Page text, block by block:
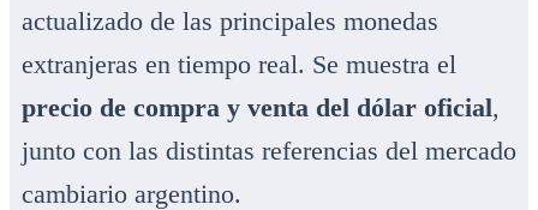
actualizado de las principales monedas
extranjeras en tiempo real. Se muestra el
precio de compra y venta del dólar oficial,
junto con las distintas referencias del mercado
cambiario argentino.